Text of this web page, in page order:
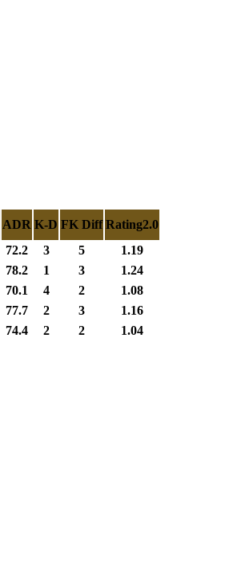
ADR K-D FK Diff Rating2.0
72.2 3 5
1.19
78.2 1 3
1.24
70.1 4 2
1.08
77.7 2 3
1.16
74.4 2 2 1.04